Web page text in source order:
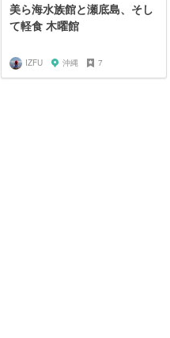
美ら海水族館と瀬底島、そし
て軽食 木曜館
IZFU 沖縄 7